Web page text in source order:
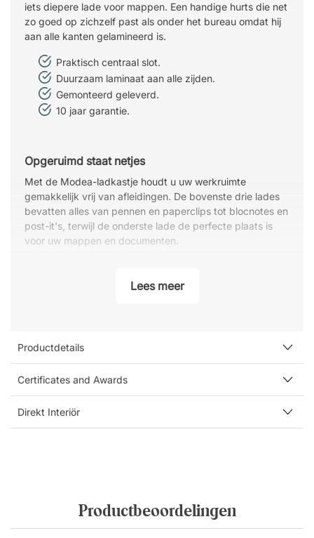
iets diepere lade voor mappen. Een handige hurts die net
zo goed op zichzelf past als onder het bureau omdat hij
aan alle kanten gelamineerd is.
Praktisch centraal slot.
Duurzaam laminaat aan alle zijden.
Gemonteerd geleverd.
10 jaar garantie.
Opgeruimd staat netjes
Met de Modea-ladkastje houdt u uw werkruimte
gemakkelijk vrij van afleidingen. De bovenste drie lades
bevatten alles van pennen en paperclips tot blocnotes en
post-it's, terwijl de onderste lade de perfecte plaats is
voor uw mappen en documenten.
Dankzij het handige centrale slot kunt u uw spullen
zijn voor nieuwsgierige blikken.
Specificatie
Voorzien van een centraal slot.
Wordt volledig gemonteerd geleverd.
Lees meer
Productdetails
Certificates and Awards
Direkt Interiör
Productbeoordelingen